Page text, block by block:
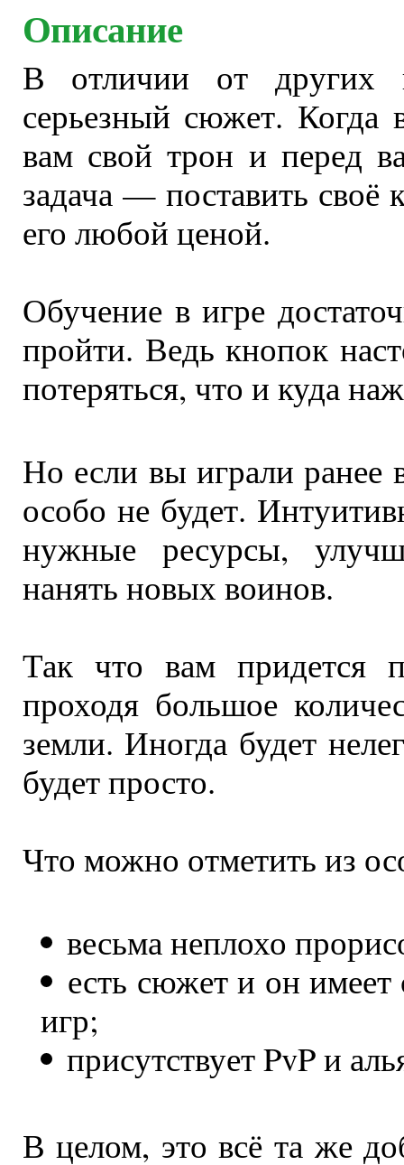
Описание
В отличии от других
серьезный сюжет. Когда
вам свой трон и перед
задача — поставить своё
его любой ценой.
Обучение в игре
пройти. Ведь кнопок
потеряться, что и куда
Но если вы играли ранее
особо не будет.
нужные ресурсы,
нанять новых воинов.
Так что вам придется
проходя большое
земли. Иногда будет
будет просто.
Что можно отметить из
весьма неплохо
есть сюжет и он
игр;
присутствует PvP и
В целом, это всё та же